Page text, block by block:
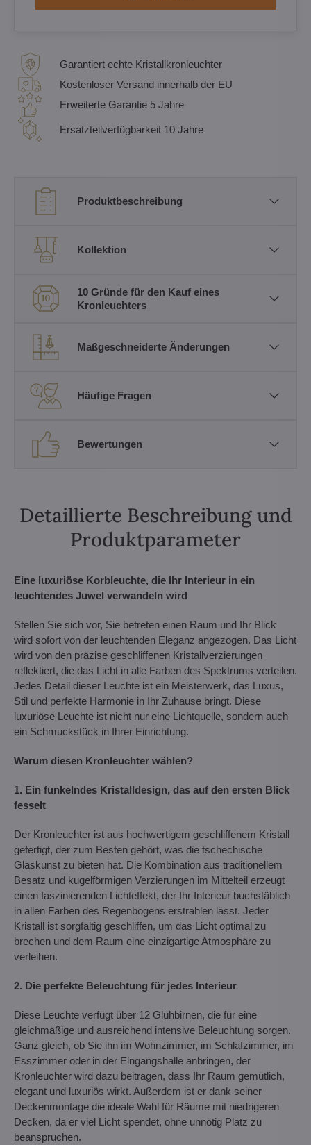
Garantiert echte Kristallkronleuchter
Kostenloser Versand innerhalb der EU
Erweiterte Garantie 5 Jahre
Ersatzteilverfügbarkeit 10 Jahre
Produktbeschreibung
Kollektion
10 Gründe für den Kauf eines
Kronleuchters
Maßgeschneiderte Änderungen
Häufige Fragen
Bewertungen
Detaillierte Beschreibung und
Produktparameter
Eine luxuriöse Korbleuchte, die Ihr Interieur in ein
leuchtendes Juwel verwandeln wird
Stellen Sie sich vor, Sie betreten einen Raum und Ihr Blick
wird sofort von der leuchtenden Eleganz angezogen. Das Licht
wird von den präzise geschliffenen Kristallverzierungen
reflektiert, die das Licht in alle Farben des Spektrums verteilen.
Jedes Detail dieser Leuchte ist ein Meisterwerk, das Luxus,
Stil und perfekte Harmonie in Ihr Zuhause bringt. Diese
luxuriöse Leuchte ist nicht nur eine Lichtquelle, sondern auch
ein Schmuckstück in Ihrer Einrichtung.
Warum diesen Kronleuchter wählen?
1. Ein funkelndes Kristalldesign, das auf den ersten Blick
fesselt
Der Kronleuchter ist aus hochwertigem geschliffenem Kristall
gefertigt, der zum Besten gehört, was die tschechische
Glaskunst zu bieten hat. Die Kombination aus traditionellem
Besatz und kugelförmigen Verzierungen im Mittelteil erzeugt
einen faszinierenden Lichteffekt, der Ihr Interieur buchstäblich
in allen Farben des Regenbogens erstrahlen lässt. Jeder
Kristall ist sorgfältig geschliffen, um das Licht optimal zu
brechen und dem Raum eine einzigartige Atmosphäre zu
verleihen.
2. Die perfekte Beleuchtung für jedes Interieur
Diese Leuchte verfügt über 12 Glühbirnen, die für eine
gleichmäßige und ausreichend intensive Beleuchtung sorgen.
Ganz gleich, ob Sie ihn im Wohnzimmer, im Schlafzimmer, im
Esszimmer oder in der Eingangshalle anbringen, der
Kronleuchter wird dazu beitragen, dass Ihr Raum gemütlich,
elegant und luxuriös wirkt. Außerdem ist er dank seiner
Deckenmontage die ideale Wahl für Räume mit niedrigeren
Decken, da er viel Licht spendet, ohne unnötig Platz zu
beanspruchen.